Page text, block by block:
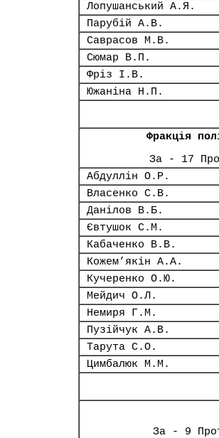
Лопушанський А.Я.
Парубій А.В.
Саврасов М.В.
Сюмар В.П.
Фріз І.В.
Южаніна Н.П.
Фракція
За - 17
Абдуллін О.Р.
Власенко С.В.
Данілов В.Б.
Євтушок С.М.
Кабаченко В.В.
Кожем’якін А.А.
Кучеренко О.Ю.
Мейдич О.Л.
Немиря Г.М.
Пузійчук А.В.
Тарута С.О.
Цимбалюк М.М.
За - 9